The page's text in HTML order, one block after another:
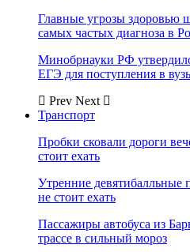
Главные угрозы здоровью
самых частых диагноза в
Минобрнауки РФ
ЕГЭ для поступления в
Prev Next
Транспорт
Пробки сковали дороги
стоит ехать
Утренние девятибалльные
не стоит ехать
Пассажиры автобуса из
трассе в сильный мороз